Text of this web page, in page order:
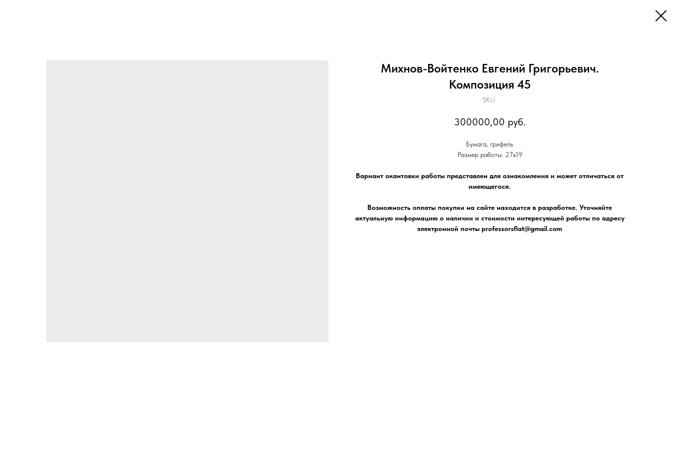
Михнов-Войтенко Евгений Григорьевич.
Композиция 45
SKU:
300000,00 руб.
Бумага, грифель
Размер работы: 27х19
Вариант окантовки работы представлен для ознакомления и может отличаться от
имеющегося.
Возможность оплаты покупки на сайте находится в разработке. Уточняйте
актуальную информацию о наличии и стоимости интересующей работы по адресу
электронной почты professorsflat@gmail.com